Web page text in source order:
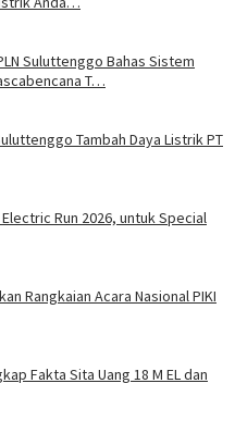
Suluttenggo Bahas Sistem
T…
Tambah Daya Listrik PT
Run 2026, untuk Special
Rangkaian Acara Nasional PIKI
Fakta Sita Uang 18 M EL dan